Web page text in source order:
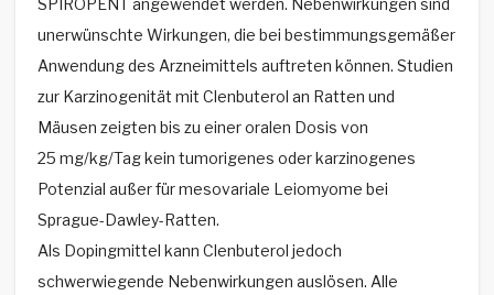
unerwünschte Wirkungen, die bei bestimmungsgemäßer
Anwendung des Arzneimittels auftreten können. Studien
zur Karzinogenität mit Clenbuterol an Ratten und
Mäusen zeigten bis zu einer oralen Dosis von
25 mg/kg/Tag kein tumorigenes oder karzinogenes
Potenzial außer für mesovariale Leiomyome bei
Sprague-Dawley-Ratten.
Als Dopingmittel kann Clenbuterol jedoch
schwerwiegende Nebenwirkungen auslösen. Alle